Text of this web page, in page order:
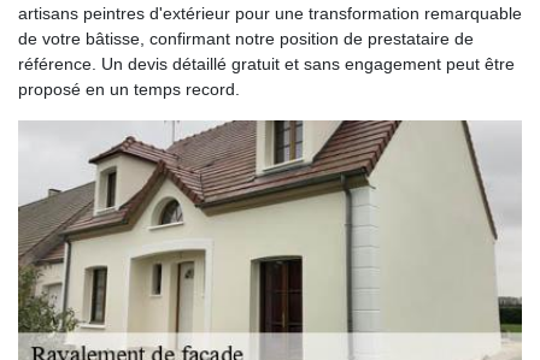
artisans peintres d'extérieur pour une transformation remarquable
de votre bâtisse, confirmant notre position de prestataire de
référence. Un devis détaillé gratuit et sans engagement peut être
proposé en un temps record.